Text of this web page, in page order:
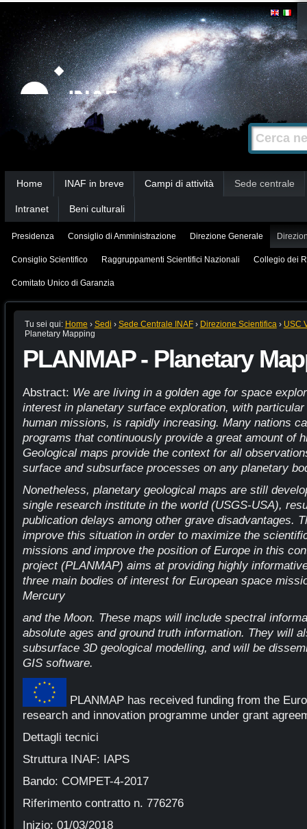
Strumenti
personali
Salta
contenuti.
|
Salta
alla
navigazione
Cerca nel
Ricerca
avanzata…
Home INAF in breve Campi di attività Sede centrale
Intranet Beni culturali
Presidenza Consiglio di Amministrazione Direzione Generale
Consiglio Scientifico Raggruppamenti Scientifici Nazionali Collegio dei
Comitato Unico di Garanzia
Tu sei qui: Home › Sedi › Sede Centrale INAF › Direzione Scientifica › USC
Planetary Mapping
PLANMAP - Planetary
Abstract: We are living in a golden age for space
interest in planetary surface exploration, with
human missions, is rapidly increasing. Many nations
programs that continuously provide a great amount of
Geological maps provide the context for all
surface and subsurface processes on any planetary
Nonetheless, planetary geological maps are still
single research institute in the world (USGS-USA),
publication delays among other grave disadvantages.
improve this situation in order to maximize the
missions and improve the position of Europe in this
project (PLANMAP) aims at providing highly
three main bodies of interest for European space
Mercury
and the Moon. These maps will include spectral
absolute ages and ground truth information. They will
subsurface 3D geological modelling, and will be
GIS software.
PLANMAP has received funding from the
research and innovation programme under grant
Dettagli tecnici
Struttura INAF: IAPS
Bando: COMPET-4-2017
Riferimento contratto n. 776276
Inizio: 01/03/2018